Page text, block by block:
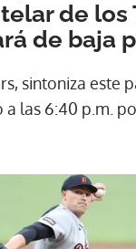
de los
de baja
sintoniza este
las 6:40 p.m.